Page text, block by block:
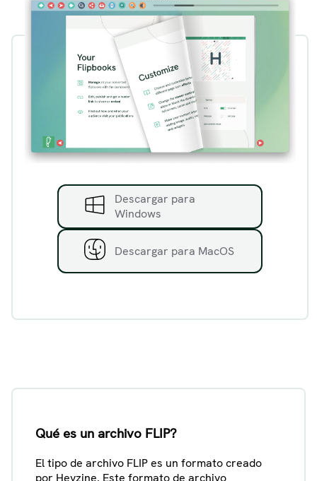
Descargar para
Windows
Descargar para MacOS
Qué es un archivo FLIP?
El tipo de archivo FLIP es un formato creado
por Heyzine. Este formato de archivo